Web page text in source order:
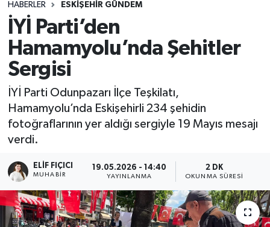
HABERLER ESKIŞEHIR GÜNDEM
İYİ Parti’den
Hamamyolu’nda Şehitler
Sergisi
İYİ Parti Odunpazarı İlçe Teşkilatı,
Hamamyolu’nda Eskişehirli 234 şehidin
fotoğraflarının yer aldığı sergiyle 19 Mayıs mesajı
verdi.
ELIF FIÇICI
MUHABIR
19.05.2026 - 14:40
YAYINLANMA
2 DK
OKUNMA SÜRESI
Eskişehir Trafik Yoğunluk Haritası
Süper Lig Puan Durumu ve Fikstür
Tüm Manşetler
Son Dakika Haberleri
Haber Arşivi